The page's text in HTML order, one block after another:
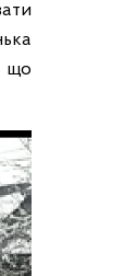
що